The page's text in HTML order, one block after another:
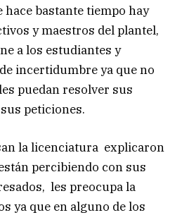
bastante tiempo hay
y maestros del plantel,
a los estudiantes y
incertidumbre ya que no
puedan resolver sus
peticiones.
la licenciatura explicaron
percibiendo con sus
les preocupa la
ya que en alguno de los